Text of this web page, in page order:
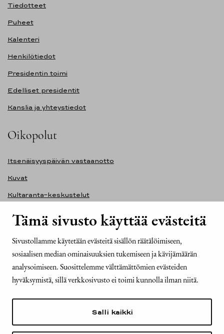
Tämä sivusto käyttää evästeitä
Sivustollamme käytetään evästeitä sisällön räätälöimiseen,
sosiaalisen median ominaisuuksien tukemiseen ja kävijämäärän
analysoimiseen. Suosittelemme välttämättömien evästeiden
hyväksymistä, sillä verkkosivusto ei toimi kunnolla ilman niitä.
Salli kaikki
Tiedotteet
Puheet
Kalenteri
Henkilötiedot
Presidentin toimi
Edelliset presidentit
Kanslia ja yhteystiedot
Oikopolut
Itsenäisyyspäivän vastaanotto
Kuvat
Kultaranta-keskustelut
Presidentti.fi-sivuston saavutettavuusseloste
Yhteystiedot
Mariankatu 2